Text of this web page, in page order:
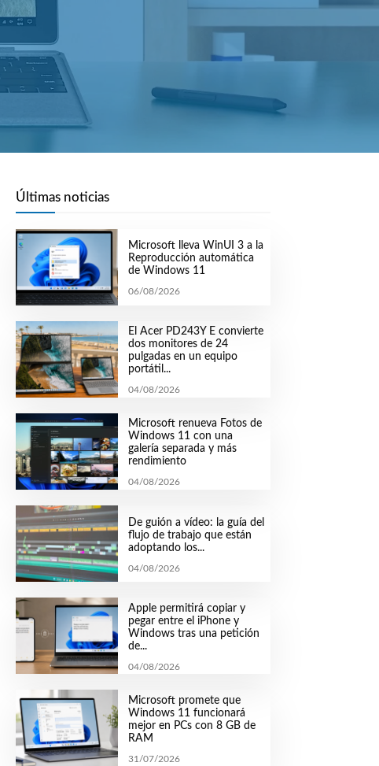
Últimas noticias
Microsoft lleva WinUI 3 a la
Reproducción automática
de Windows 11
06/08/2026
El Acer PD243Y E convierte
dos monitores de 24
pulgadas en un equipo
portátil...
04/08/2026
Microsoft renueva Fotos de
Windows 11 con una
galería separada y más
rendimiento
04/08/2026
De guión a vídeo: la guía del
flujo de trabajo que están
adoptando los...
04/08/2026
Apple permitirá copiar y
pegar entre el iPhone y
Windows tras una petición
de...
04/08/2026
Microsoft promete que
Windows 11 funcionará
mejor en PCs con 8 GB de
RAM
31/07/2026